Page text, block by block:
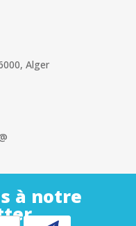
Alger
à notre